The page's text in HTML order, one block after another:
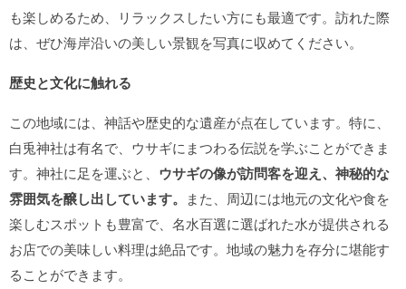
も楽しめるため、リラックスしたい方にも最適です。訪れた際
は、ぜひ海岸沿いの美しい景観を写真に収めてください。
歴史と文化に触れる
この地域には、神話や歴史的な遺産が点在しています。特に、
白兎神社は有名で、ウサギにまつわる伝説を学ぶことができま
す。神社に足を運ぶと、 ウサギの像が訪問客を迎え、神秘的な
雰囲気を醸し出しています。 また、周辺には地元の文化や食を
楽しむスポットも豊富で、名水百選に選ばれた水が提供される
お店での美味しい料理は絶品です。地域の魅力を存分に堪能す
ることができます。